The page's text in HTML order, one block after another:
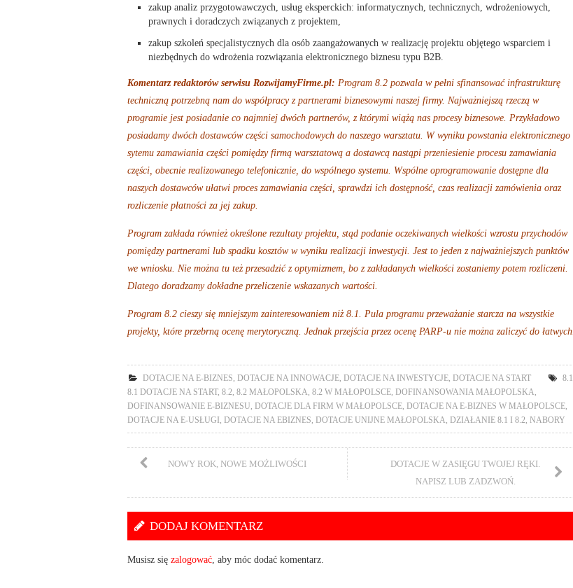
zakup analiz przygotowawczych, usług eksperckich: informatycznych, technicznych, wdrożeniowych,
prawnych i doradczych związanych z projektem,
zakup szkoleń specjalistycznych dla osób zaangażowanych w realizację projektu objętego wsparciem i
niezbędnych do wdrożenia rozwiązania elektronicznego biznesu typu B2B.
Komentarz redaktorów serwisu RozwijamyFirme.pl: Program 8.2 pozwala w pełni sfinansować infrastrukturę
techniczną potrzebną nam do współpracy z partnerami biznesowymi naszej firmy. Najważniejszą rzeczą w
programie jest posiadanie co najmniej dwóch partnerów, z którymi wiążą nas procesy biznesowe. Przykładowo
posiadamy dwóch dostawców części samochodowych do naszego warsztatu. W wyniku powstania elektronicznego
sytemu zamawiania części pomiędzy firmą warsztatową a dostawcą nastąpi przeniesienie procesu zamawiania
części, obecnie realizowanego telefonicznie, do wspólnego systemu. Wspólne oprogramowanie dostępne dla
naszych dostawców ułatwi proces zamawiania części, sprawdzi ich dostępność, czas realizacji zamówienia oraz
rozliczenie płatności za jej zakup.
Program zakłada równieżokreślone rezultaty projektu, stąd podanie oczekiwanych wielkości wzrostu przychodów
pomiędzy partnerami lub spadku kosztów w wyniku realizacji inwestycji. Jest to jeden z najważniejszych punktów
we wniosku. Nie można tu też przesadzić z optymizmem, bo z zakładanych wielkości zostaniemy potem rozliczeni.
Dlatego doradzamy dokładne przeliczenie wskazanych wartości.
Program 8.2 cieszy się mniejszym zainteresowaniem niż 8.1. Pula programu przeważanie starcza na wszystkie
projekty, które przebrną ocenę merytoryczną. Jednak przejścia przez ocenę PARP-u nie można zaliczyć do łatwych.
DOTACJE NA E-BIZNES DOTACJE NA INNOWACJE, DOTACJE NA INWESTYCJE, DOTACJE NA START 8.1
8.1 DOTACJE NA START, 8.2 8.2 MAŁOPOLSKA 8.2 W MAŁOPOLSCE DOFINANSOWANIA MAŁOPOLSKA
DOFINANSOWANIE E-BIZNESU DOTACJE DLA FIRM W MAŁOPOLSCE DOTACJE NA E-BIZNES W MAŁOPOLSCE
DOTACJE NA E-USŁUGI
DOTACJE NA EBIZNES DOTACJE UNIJNE MAŁOPOLSKA DZIAŁANIE 8.1 I 8.2 NABORY
NOWY ROK, NOWE MOŻLIWOŚCI
DOTACJE W ZASIĘGU TWOJEJ RĘKI.
NAPISZ LUB ZADZWOŃ.
DODAJ KOMENTARZ
Musisz się zalogować , aby móc dodać komentarz.